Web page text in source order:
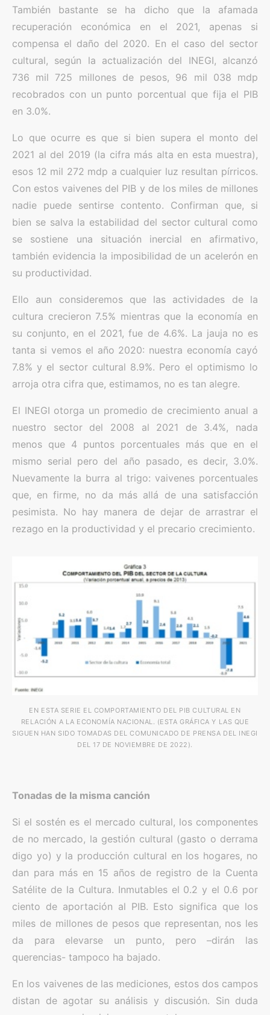
También bastante se ha dicho que la afamada
recuperación económica en el 2021, apenas si
compensa el daño del 2020. En el caso del sector
cultural, según la actualización del INEGI, alcanzó
736 mil 725 millones de pesos, 96 mil 038 mdp
recobrados con un punto porcentual que fija el PIB
en 3.0%.
Lo que ocurre es que si bien supera el monto del
2021 al del 2019 (la cifra más alta en esta muestra),
esos 12 mil 272 mdp a cualquier luz resultan pírricos.
Con estos vaivenes del PIB y de los miles de millones
nadie puede sentirse contento. Confirman que, si
bien se salva la estabilidad del sector cultural como
se sostiene una situación inercial en afirmativo,
también evidencia la imposibilidad de un acelerón en
su productividad.
Ello aun consideremos que las actividades de la
cultura crecieron 7.5% mientras que la economía en
su conjunto, en el 2021, fue de 4.6%. La jauja no es
tanta si vemos el año 2020: nuestra economía cayó
7.8% y el sector cultural 8.9%. Pero el optimismo lo
arroja otra cifra que, estimamos, no es tan alegre.
El INEGI otorga un promedio de crecimiento anual a
nuestro sector del 2008 al 2021 de 3.4%, nada
menos que 4 puntos porcentuales más que en el
mismo serial pero del año pasado, es decir, 3.0%.
Nuevamente la burra al trigo: vaivenes porcentuales
que, en firme, no da más allá de una satisfacción
pesimista. No hay manera de dejar de arrastrar el
rezago en la productividad y el precario crecimiento.
EN ESTA SERIE EL COMPORTAMIENTO DEL PIB CULTURAL EN
RELACIÓN A LA ECONOMÍA NACIONAL. (ESTA GRÁFICA Y LAS QUE
SIGUEN HAN SIDO TOMADAS DEL COMUNICADO DE PRENSA DEL INEGI
DEL 17 DE NOVIEMBRE DE 2022).
Tonadas de la misma canción
Si el sostén es el mercado cultural, los componentes
de no mercado, la gestión cultural (gasto o derrama
digo yo) y la producción cultural en los hogares, no
dan para más en 15 años de registro de la Cuenta
Satélite de la Cultura. Inmutables el 0.2 y el 0.6 por
ciento de aportación al PIB. Esto significa que los
miles de millones de pesos que representan, nos les
da para elevarse un punto, pero –dirán las
querencias- tampoco ha bajado.
En los vaivenes de las mediciones, estos dos campos
distan de agotar su análisis y discusión. Sin duda